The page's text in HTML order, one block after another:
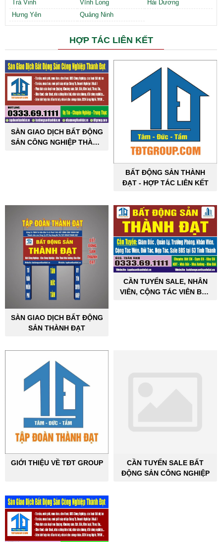
Trà Vinh Vĩnh Long
Hải Dương
Hưng Yên
Quảng Ninh
HỢP TÁC LIÊN KẾT
SÀN GIAO DỊCH BẤT ĐỘNG
SẢN CÔNG NGHIỆP THÀNH
BẤT ĐỘNG SẢN THÀNH
ĐẠT - HỢP TÁC LIÊN KẾT
SÀN GIAO DỊCH BẤT ĐỘNG
SẢN THÀNH ĐẠT
CẦN TUYỂN SALE, NHÂN
VIÊN, CỘNG TÁC VIÊN BẤT
GIỚI THIỆU VỀ TĐT GROUP
CẦN TUYỂN SALE BẤT
ĐỘNG SẢN CÔNG NGHIỆP